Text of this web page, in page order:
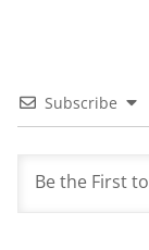
Subscribe